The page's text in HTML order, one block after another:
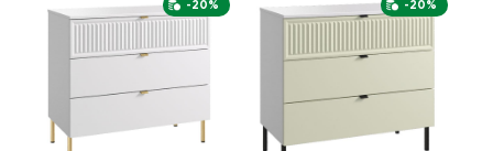
-20% -20%